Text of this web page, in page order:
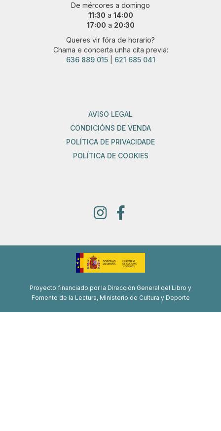
De mércores a domingo
11:30 a 14:00
17:00 a 20:30
Queres vir fóra de horario?
Chama e concerta unha cita previa:
636 889 015| 621 685 041
AVISO LEGAL
CONDICIÓNS DE VENDA
POLÍTICA DE PRIVACIDADE
POLÍTICA DE COOKIES
Proyecto financiado por la Dirección General del Libro y
Fomento de la Lectura, Ministerio de Cultura y Deporte